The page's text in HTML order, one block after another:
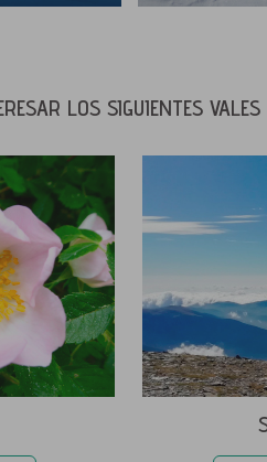
LOS SIGUIENTES VALES